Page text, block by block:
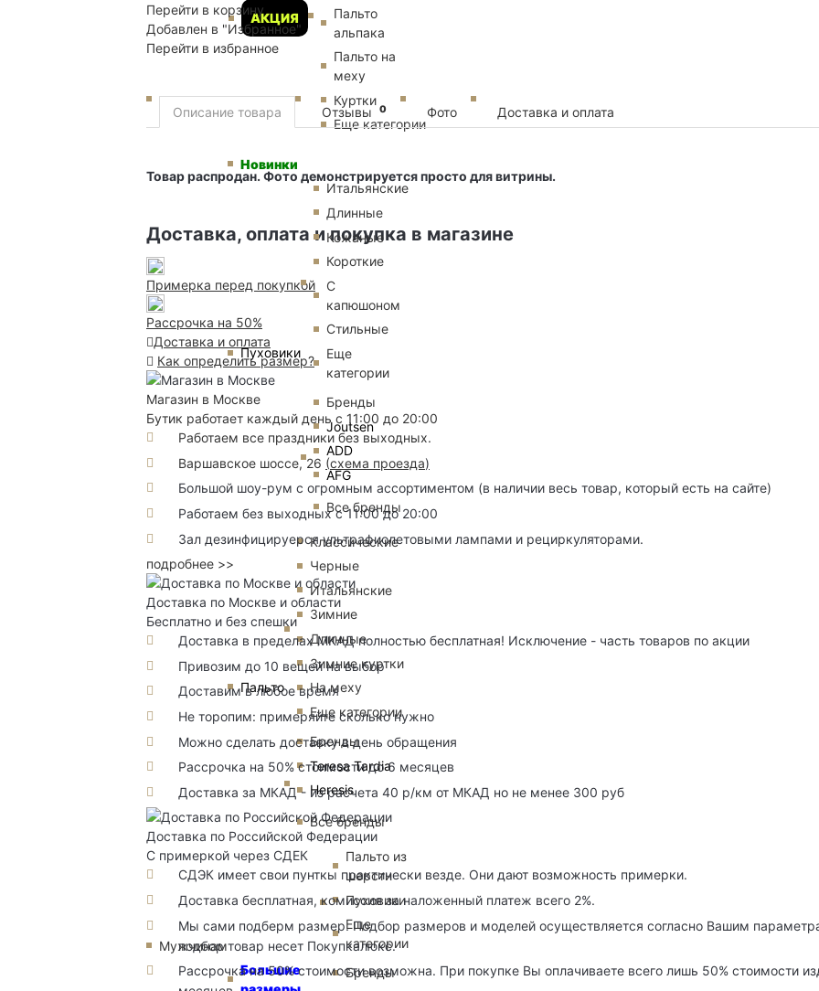
АКЦИЯ
Пальто
альпака
Пальто на
меху
Куртки
Еще категории
Мужчинам
Новинки
Пуховики
Итальянские
Длинные
Кожаные
Короткие
С
капюшоном
Стильные
Еще
категории
Бренды
Joutsen
ADD
AFG
Все бренды
Пальто
Классические
Черные
Итальянские
Зимние
Длинные
Зимние куртки
На меху
Еще категории
Бренды
Teresa Tardia
Heresis
Все бренды
Большие
Пальто из
шерсти
Пуховики
Еще
категории
Бренды
Перейти в корзину
Добавлен в "Избранное"
Перейти в избранное
Описание товара Отзывы 0 Фото Доставка и оплата
Товар распродан. Фото демонстрируется просто для витрины.
Доставка, оплата и покупка в магазине
Примерка перед покупкой
Рассрочка на 50%
Доставка и оплата
Как определить размер?
Магазин в Москве
Бутик работает каждый день с 11:00 до 20:00
Работаем все праздники без выходных.
Варшавское шоссе, 26 (схема проезда)
Большой шоу-рум с огромным ассортиментом (в наличии весь товар, который есть на сайте)
Работаем без выходных с 11:00 до 20:00
Зал дезинфицируерся ультрафиолетовыми лампами и рециркуляторами.
подробнее >>
Доставка по Москве и области
Бесплатно и без спешки
Доставка в пределах МКАД полностью бесплатная! Исключение - часть товаров по акции
Привозим до 10 вещей на выбор
Доставим в любое время
Не торопим: примеряйте сколько нужно
Можно сделать доставку в день обращения
Рассрочка на 50% стоимости до 6 месяцев
Доставка за МКАД - из расчета 40 р/км от МКАД но не менее 300 руб
Доставка по Российской Федерации
С примеркой через СДЕК
СДЭК имеет свои пунткы практически везде. Они дают возможность примерки.
Доставка бесплатная, комиссия за наложенный платеж всего 2%.
Мы сами подберм размер. Подбор размеров и моделей осуществляется согласно Вашим
подбор товар несет Покупкалюкс.
Рассрочка на 50% стоимости возможна. При покупке Вы оплачиваете всего лишь 50% стоимости